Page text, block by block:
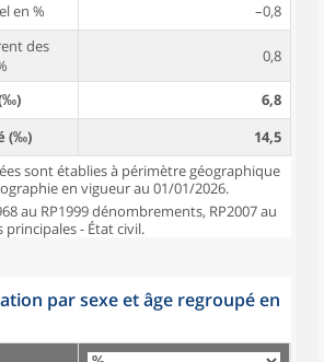
en %
–0,8
des
0,8
6,8
(‰)
14,5
sont établies à périmètre géographique
en vigueur au 01/01/2026.
au RP1999 dénombrements, RP2007 au
principales - État civil.
par sexe et âge regroupé en